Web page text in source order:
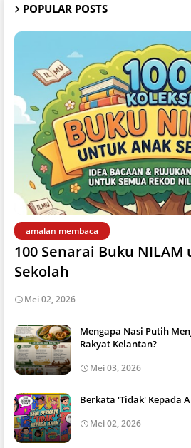
POPULAR POSTS
amalan membaca
100 Senarai Buku
Sekolah
Mei 02, 2026
Mengapa Nasi Putih
Rakyat Kelantan?
Mei 03, 2026
Berkata 'Tidak' Kepada
Mei 02, 2026